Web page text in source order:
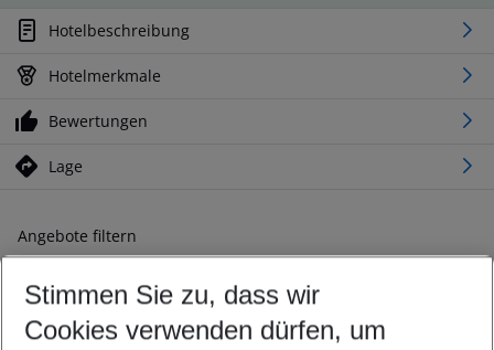
Hotelbeschreibung
Hotelmerkmale
Bewertungen
Lage
Angebote filtern
Ändern Sie Ihre Kriterien nach Ihren Wünschen
Abflughafen wählen
Beliebiger Abflughafen
Stimmen Sie zu, dass wir
Cookies verwenden dürfen, um